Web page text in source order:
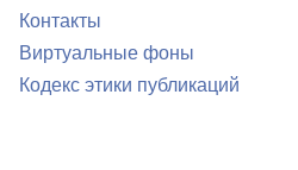
Контакты
Виртуальные фоны
Кодекс этики публикаций